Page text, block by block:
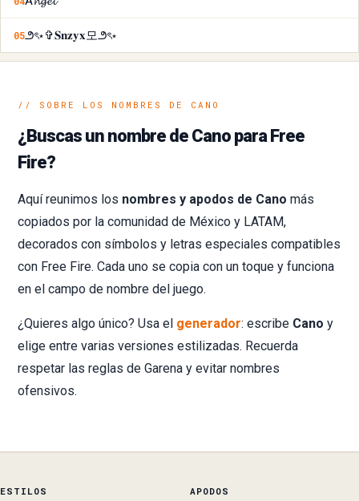
05౨ৎ⋆✞𝐒𝐧𝐳𝐲𝐱모౨ৎ⋆
// SOBRE LOS NOMBRES DE CANO
¿Buscas un nombre de Cano para Free
Fire?
Aquí reunimos los nombres y apodos de Cano más
copiados por la comunidad de México y LATAM,
decorados con símbolos y letras especiales compatibles
con Free Fire. Cada uno se copia con un toque y funciona
en el campo de nombre del juego.
¿Quieres algo único? Usa el generador: escribe Cano y
elige entre varias versiones estilizadas. Recuerda
respetar las reglas de Garena y evitar nombres
ofensivos.
ESTILOS APODOS